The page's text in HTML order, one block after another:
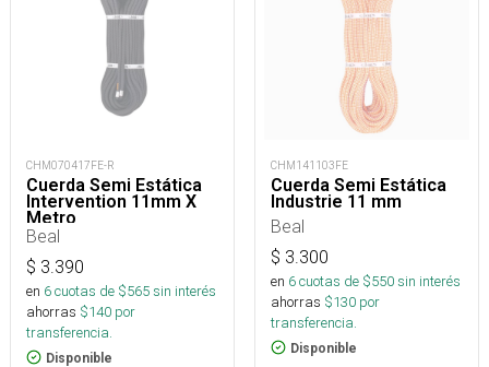
CHM070417FE-R
Cuerda Semi Estática
Intervention 11mm X
Metro
Beal
$ 3.390
en 6cuotas de $565sin interés
ahorras $140 por
transferencia.
Disponible
CHM141103FE
Cuerda Semi Estática
Industrie 11 mm
Beal
$ 3.300
en 6cuotas de $550sin interés
ahorras $130 por
transferencia.
Disponible